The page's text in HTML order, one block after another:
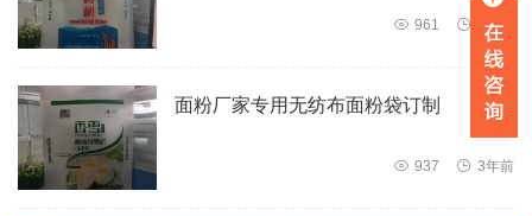
 961  3年前
面粉厂家专用无纺布面粉袋订制
 937  3年前